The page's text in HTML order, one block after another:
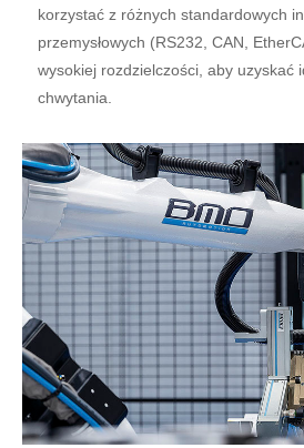
korzystać z różnych standardowych
przemysłowych (RS232, CAN,
wysokiej rozdzielczości, aby uzyskać
chwytania.